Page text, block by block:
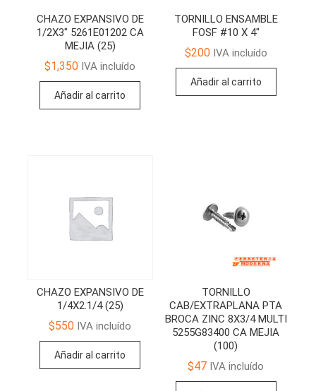
CHAZO EXPANSIVO DE
1/2X3″ 5261E01202 CA
MEJIA (25)
$1,350 IVA incluído
Añadir al carrito
TORNILLO ENSAMBLE
FOSF #10 X 4″
$200IVA incluído
Añadir al carrito
CHAZO EXPANSIVO DE
1/4X2.1/4 (25)
$550 IVA incluído
Añadir al carrito
TORNILLO
CAB/EXTRAPLANA PTA
BROCA ZINC 8X3/4 MULTI
5255G83400 CA MEJIA
(100)
$47 IVA incluído